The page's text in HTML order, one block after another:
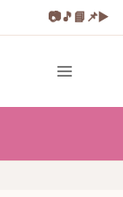
📷🎵📘📌▶️